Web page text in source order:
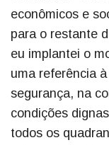
econômicos e
para o restante
eu implantei o
uma referência
segurança, na
condições
todos os